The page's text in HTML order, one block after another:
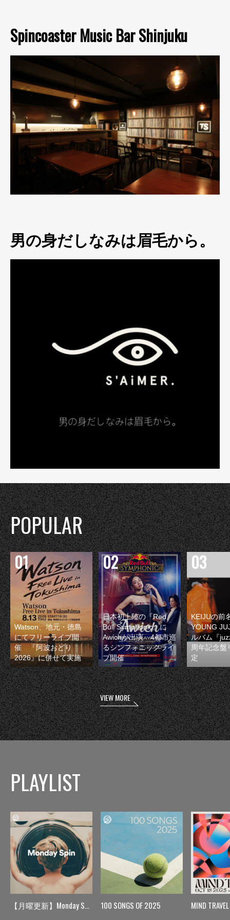
Spincoaster Music Bar Shinjuku
男の身だしなみは眉毛から。
POPULAR
Watson、地元・徳島
にてフリーライブ開
催 『阿波おどり
2026』に併せて実施
日本初上陸の『Red
Bull Symphonic』に
Awichが出演 4都市巡
るシンフォニックライ
ブ開催
KEIJUの前
YOUNG
ルバム『
周年記念盤
定
VIEW MORE
PLAYLIST
【月曜更新】Monday Spin 100 SONGS OF 2025 MIND TRAVEL